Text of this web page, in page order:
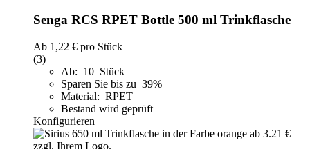
Senga RCS RPET Bottle 500 ml Trinkflasche
Ab 1,22 € pro Stück
(3)
Ab: 10 Stück
Sparen Sie bis zu 39%
Material: RPET
Bestand wird geprüft
Konfigurieren